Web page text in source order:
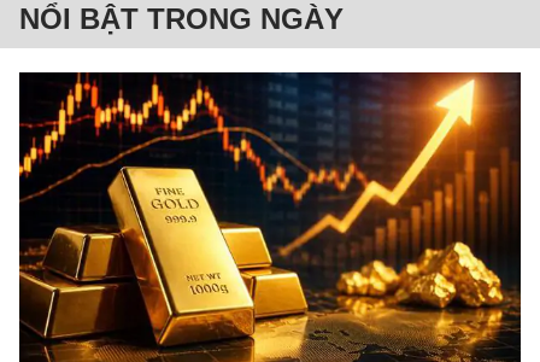
NỔI BẬT TRONG NGÀY